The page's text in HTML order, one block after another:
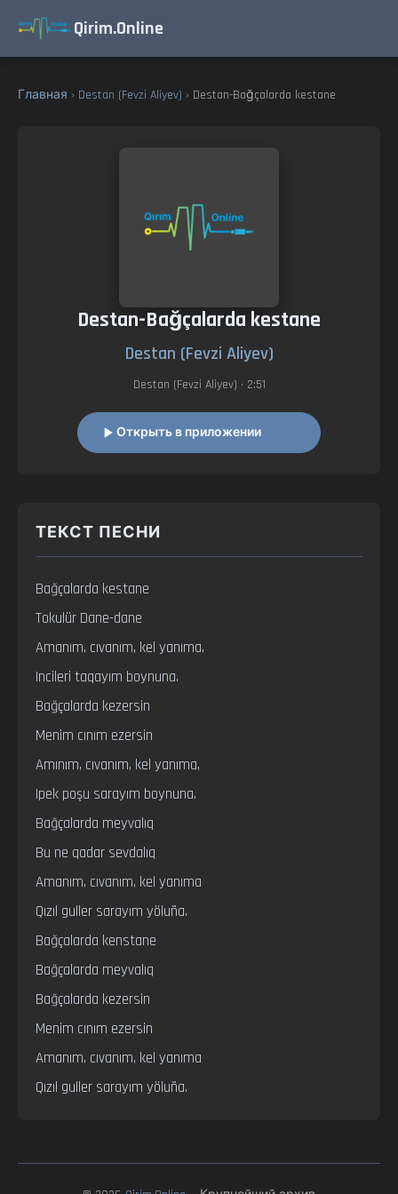
Qirim.Online
Главная › Destan (Fevzi Aliyev) › Destan-Bağçalarda kestane
Destan-Bağçalarda kestane
Destan (Fevzi Aliyev)
Destan (Fevzi Aliyev) • 2:51
Открыть в приложении
ТЕКСТ ПЕСНИ
Bağçalarda kestane
Tokulür Dane-dane
Amanım, cıvanım, kel yanıma,
Incileri taqayım boynuna.
Bağçalarda kezersin
Menim cınım ezersin
Amınım, cıvanım, kel yanıma,
Ipek poşu sarayım boynuna.
Bağçalarda meyvalıq
Bu ne qadar sevdalıq
Amanım, cıvanım, kel yanıma
Qızıl guller sarayım yöluña.
Bağçalarda kenstane
Bağçalarda meyvalıq
Bağçalarda kezersin
Menim cınım ezersin
Amanım, cıvanım, kel yanıma
Qızıl guller sarayım yöluña.